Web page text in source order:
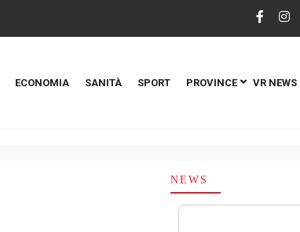
ECONOMIA SANITÀ SPORT PROVINCE VR NEWS
NEWS